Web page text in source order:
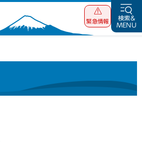
緊急情報
検索&
MENU